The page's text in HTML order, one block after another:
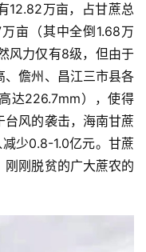
12.82万亩，占甘蔗总
亩（其中全倒1.68万
风力仅有8级，但由于
、儋州、昌江三市县各
达226.7mm），使得
风的袭击，海南甘蔗
少0.8-1.0亿元。甘蔗
刚刚脱贫的广大蔗农的